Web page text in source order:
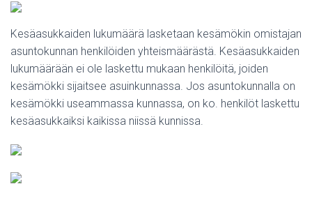
Kesäasukkaiden lukumäärä lasketaan kesämökin omistajan
asuntokunnan henkilöiden yhteismäärästä. Kesäasukkaiden
lukumäärään ei ole laskettu mukaan henkilöitä, joiden
kesämökki sijaitsee asuinkunnassa. Jos asuntokunnalla on
kesämökki useammassa kunnassa, on ko. henkilöt laskettu
kesäasukkaiksi kaikissa niissä kunnissa.